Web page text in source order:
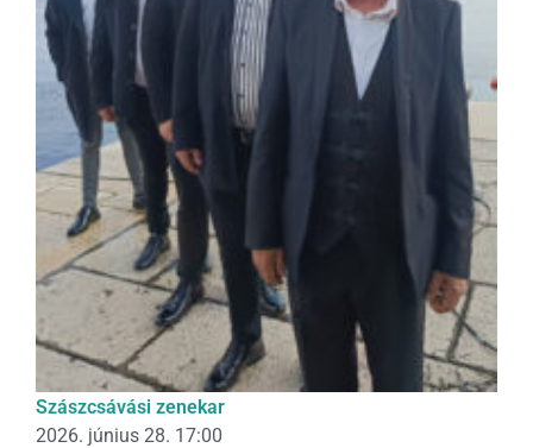
Szászcsávási zenekar
2026. június 28. 17:00